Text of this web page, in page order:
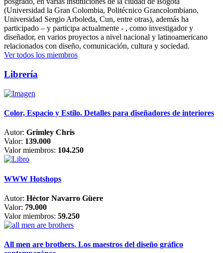
(Universidad la Gran Colombia, Politécnico Grancolombiano,
Universidad Sergio Arboleda, Cun, entre otras), además ha
participado – y participa actualmente - , como investigador y
diseñador, en varios proyectos a nivel nacional y latinoamericano
relacionados con diseño, comunicación, cultura y sociedad.
Ver todos los miembros
Librería
Color, Espacio y Estilo. Detalles para diseñadores de interiores
Autor: Grimley Chris
Valor: 139.000
Valor miembros: 104.250
WWW Hotshops
Autor: Héctor Navarro Güere
Valor: 79.000
Valor miembros: 59.250
All men are brothers. Los maestros del diseño gráfico